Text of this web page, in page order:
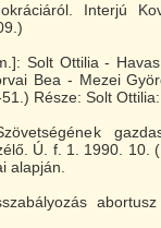
Interjú
Solt Ottilia -
Bea - Mezei
Része: Solt
Ú. f. 1. 1990. 10.
alapján.